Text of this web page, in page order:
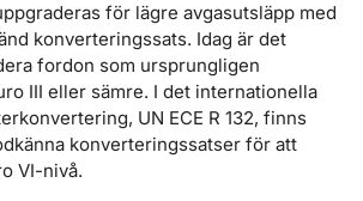
för lägre avgasutsläpp med
konverteringssats. Idag är det
fordon som ursprungligen
III eller sämre. I det internationella
UN ECE R 132, finns
konverteringssatser för att
VI-nivå.